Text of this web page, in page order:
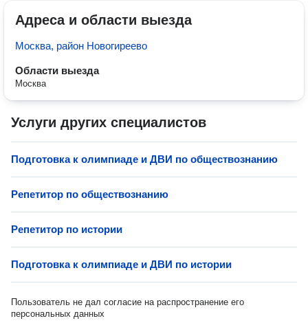
Адреса и области выезда
Москва, район Новогиреево
Области выезда
Москва
Услуги других специалистов
Подготовка к олимпиаде и ДВИ по обществознанию
Репетитор по обществознанию
Репетитор по истории
Подготовка к олимпиаде и ДВИ по истории
Пользователь не дал согласие на распространение его
персональных данных